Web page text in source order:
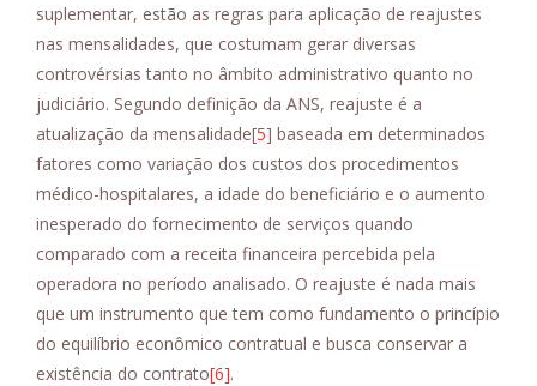
suplementar, estão as regras para aplicação de reajustes
nas mensalidades, que costumam gerar diversas
controvérsias tanto no âmbito administrativo quanto no
judiciário. Segundo definição da ANS, reajuste é a
atualização da mensalidade[5] baseada em determinados
fatores como variação dos custos dos procedimentos
médico-hospitalares, a idade do beneficiário e o aumento
inesperado do fornecimento de serviços quando
comparado com a receita financeira percebida pela
operadora no período analisado. O reajuste é nada mais
que um instrumento que tem como fundamento o princípio
do equilíbrio econômico contratual e busca conservar a
existência do contrato[6].